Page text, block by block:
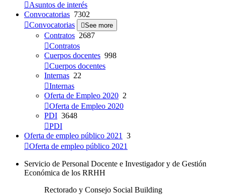
Asuntos de interés
Convocatorias 7302
Convocatorias
See more
Contratos 2687
Contratos
Cuerpos docentes 998
Cuerpos docentes
Internas 22
Internas
Oferta de Empleo 2020 2
Oferta de Empleo 2020
PDI 3648
PDI
Oferta de empleo público 2021
3
Oferta de empleo público 2021
Servicio de Personal Docente e Investigador y de Gestión
Económica de los RRHH
Rectorado y Consejo Social Building